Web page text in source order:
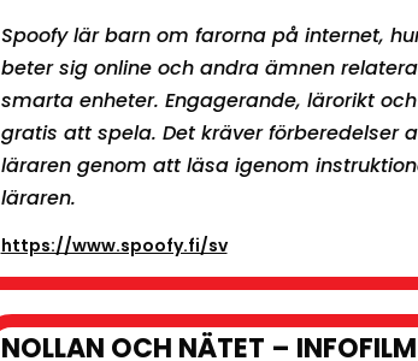
Spoofy lär barn om farorna på internet,
beter sig online och andra ämnen
smarta enheter. Engagerande, lärorikt och
gratis att spela. Det kräver förberedelser
läraren genom att läsa igenom
läraren.
https://www.spoofy.fi/sv
NOLLAN OCH NÄTET –